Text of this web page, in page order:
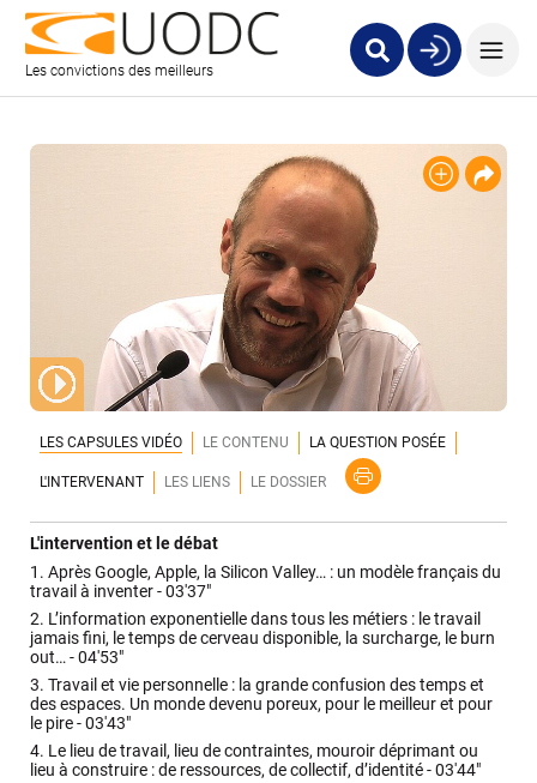
Les convictions des meilleurs
LES CAPSULES VIDÉO LE CONTENU LA QUESTION POSÉE
L'INTERVENANT LES LIENS LE DOSSIER
L'intervention et le débat
1. Après Google, Apple, la Silicon Valley… : un modèle français du
travail à inventer -03'37"
2. L’information exponentielle dans tous les métiers : le travail
jamais fini, le temps de cerveau disponible, la surcharge, le burn
out… -04'53"
3. Travail et vie personnelle : la grande confusion des temps et
des espaces. Un monde devenu poreux, pour le meilleur et pour
le pire -03'43"
4. Le lieu de travail, lieu de contraintes, mouroir déprimant ou
lieu à construire : de ressources, de collectif, d’identité -03'44"